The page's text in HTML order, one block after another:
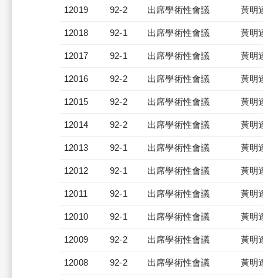
12019 92-2 出席學術性會議 黃明
12018 92-1 出席學術性會議 黃明
12017 92-1 出席學術性會議 黃明
12016 92-2 出席學術性會議 黃明
12015 92-2 出席學術性會議 黃明
12014 92-2 出席學術性會議 黃明
12013 92-1 出席學術性會議 黃明
12012 92-1 出席學術性會議 黃明
12011 92-1 出席學術性會議 黃明
12010 92-1 出席學術性會議 黃明
12009 92-2 出席學術性會議 黃明
12008 92-2 出席學術性會議 黃明